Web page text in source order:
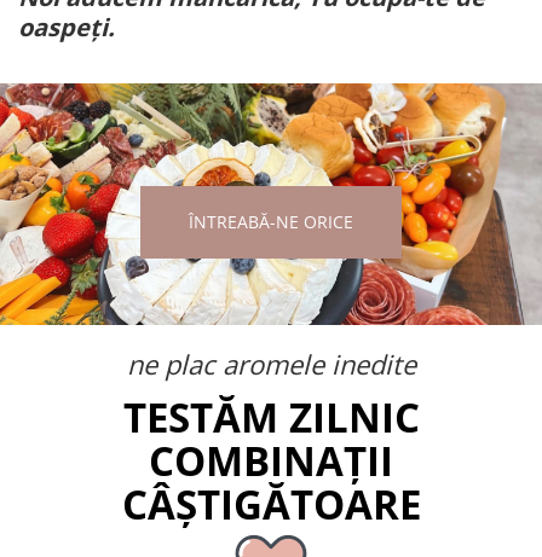
oaspeți.
ÎNTREABĂ-NE ORICE
ne plac aromele inedite
TESTĂM ZILNIC
COMBINAȚII
CÂȘTIGĂTOARE